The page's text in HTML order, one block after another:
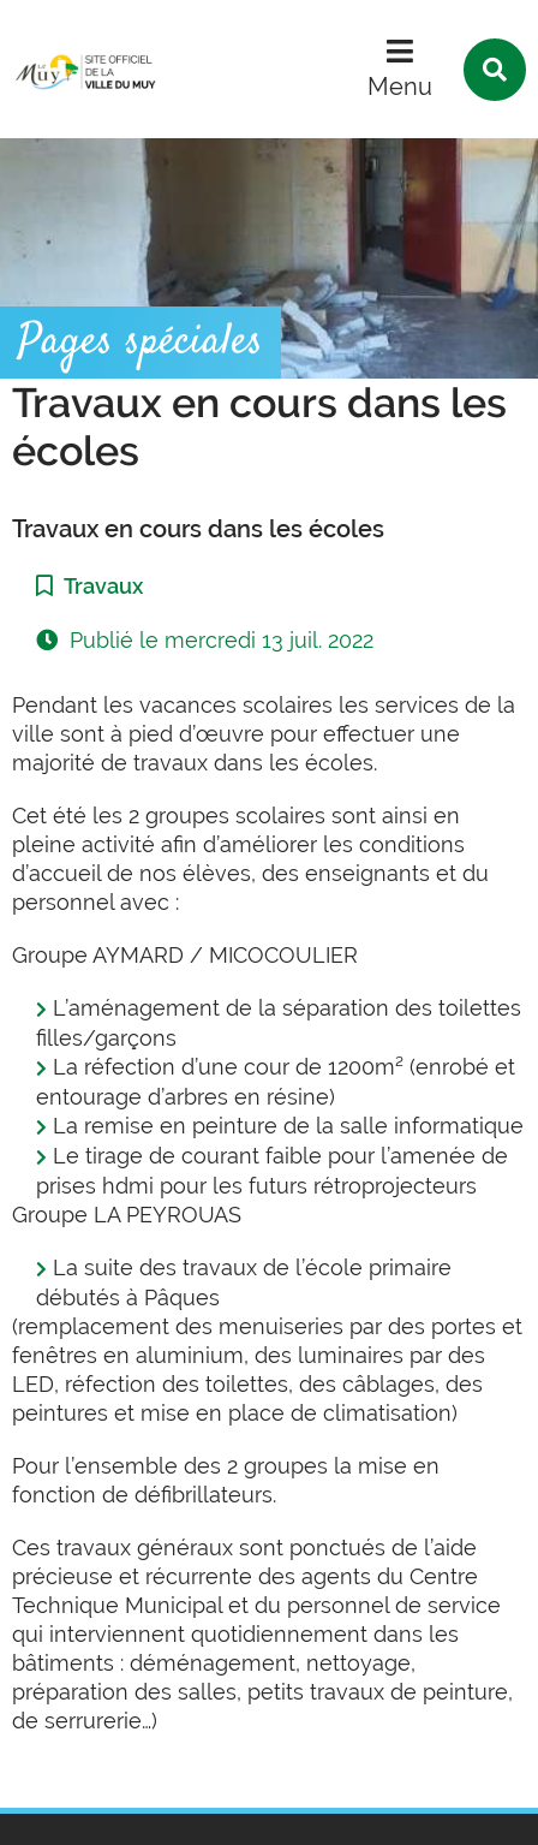
Menu
Pages spéciales
Travaux en cours dans les
écoles
Travaux en cours dans les écoles
Catégorie :
Travaux
Publié le mercredi 13 juil. 2022
Pendant les vacances scolaires les services de la
ville sont à pied d’œuvre pour effectuer une
majorité de travaux dans les écoles.
Cet été les 2 groupes scolaires sont ainsi en
pleine activité afin d’améliorer les conditions
d’accueil de nos élèves, des enseignants et du
personnel avec :
Groupe AYMARD / MICOCOULIER
L’aménagement de la séparation des toilettes
filles/garçons
La réfection d’une cour de 1200m² (enrobé et
entourage d’arbres en résine)
La remise en peinture de la salle informatique
Le tirage de courant faible pour l’amenée de
prises hdmi pour les futurs rétroprojecteurs
Groupe LA PEYROUAS
La suite des travaux de l’école primaire
débutés à Pâques
(remplacement des menuiseries par des portes et
fenêtres en aluminium, des luminaires par des
LED, réfection des toilettes, des câblages, des
peintures et mise en place de climatisation)
Pour l’ensemble des 2 groupes la mise en
fonction de défibrillateurs.
Ces travaux généraux sont ponctués de l’aide
précieuse et récurrente des agents du Centre
Technique Municipal et du personnel de service
qui interviennent quotidiennement dans les
bâtiments : déménagement, nettoyage,
préparation des salles, petits travaux de peinture,
de serrurerie…)